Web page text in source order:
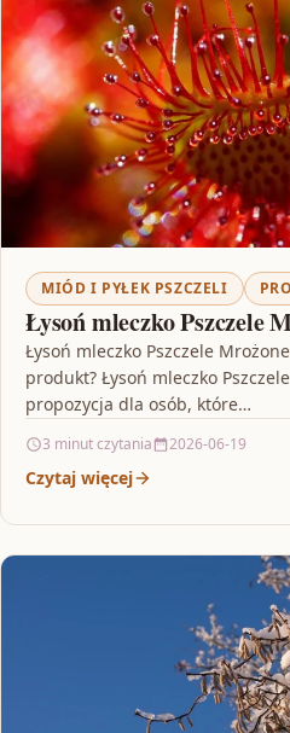
MIÓD I PYŁEK PSZCZELI
Łysoń mleczko Pszczele
Łysoń mleczko Pszczele
produkt? Łysoń mleczko
propozycja dla osób, które…
3 minut czytania 2026-06-19
Czytaj więcej